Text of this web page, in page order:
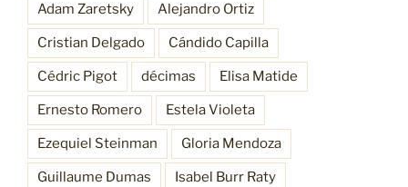
Adam Zaretsky Alejandro Ortiz
Cristian Delgado Cándido Capilla
Cédric Pigot décimas Elisa Matide
Ernesto Romero Estela Violeta
Ezequiel Steinman Gloria Mendoza
Guillaume Dumas Isabel Burr Raty